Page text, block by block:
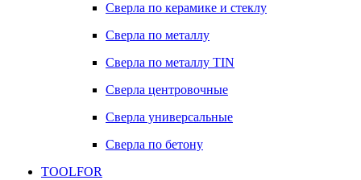
Сверла по керамике и стеклу
Сверла по металлу
Сверла по металлу TIN
Сверла центровочные
Сверла универсальные
Сверла по бетону
TOOLFOR